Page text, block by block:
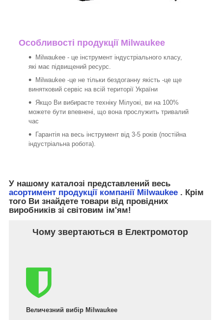
Особливості продукції Milwaukee
Milwaukee - це інструмент індустріального класу,
які має підвищений ресурс.
Milwaukee -це не тільки бездоганну якість -це ще
винятковий сервіс на всій території України
Якщо Ви вибираєте техніку Мілуокі, ви на 100%
можете бути впевнені, що вона прослужить тривалий
час
Гарантія на весь інструмент від 3-5 років (постійна
індустріальна робота).
У нашому каталозі представлений весь
асортимент продукції компанії Milwaukee . Крім
того Ви знайдете товари від провідних
виробників зі світовим ім'ям!
Чому звертаються в Електромотор
Величезний вибір Milwaukee